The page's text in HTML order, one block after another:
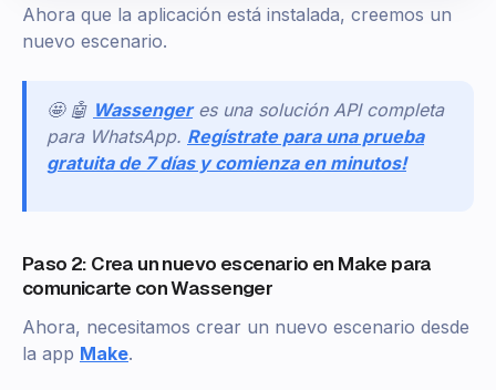
Ahora que la aplicación está instalada, creemos un
nuevo escenario.
🤩 🤖 Wassenger es una solución API completa
para WhatsApp. Regístrate para una prueba
gratuita de 7 días y comienza en minutos!
Paso 2: Crea un nuevo escenario en Make para
comunicarte con Wassenger
Ahora, necesitamos crear un nuevo escenario desde
la app Make.